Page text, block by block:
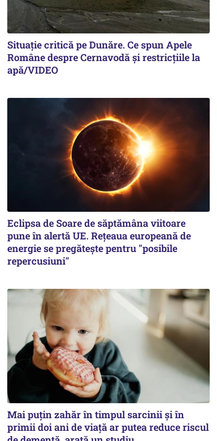
Situație critică pe Dunăre. Ce spun Apele
Române despre Cernavodă și restricțiile la
apă/VIDEO
Eclipsa de Soare de săptămâna viitoare
pune în alertă UE. Rețeaua europeană de
energie se pregătește pentru "posibile
repercusiuni"
Mai puțin zahăr în timpul sarcinii și în
primii doi ani de viață ar putea reduce riscul